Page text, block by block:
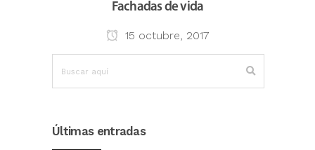
Fachadas de vida
15 octubre, 2017
Últimas entradas